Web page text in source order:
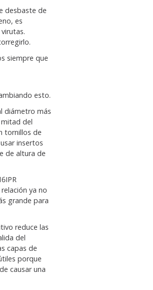
desbaste de
es
siempre que
esto.
diámetro más
del
tornillos de
insertos
de altura de
ya no
grande para
reduce las
del
capas de
porque
causar una